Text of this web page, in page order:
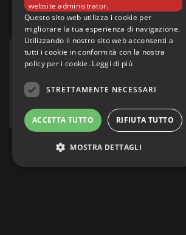
24 25 26 27
1 2 3
website administrator.
Questo sito web utilizza i cookie per
migliorare la tua esperienza di navigazione.
Utilizzando il nostro sito web acconsenti a
tutti i cookie in conformità con la nostra
policy per i cookie. Leggi di più
STRETTAMENTE NECESSARI
ACCETTA TUTTO RIFIUTA TUTTO
MOSTRA DETTAGLI